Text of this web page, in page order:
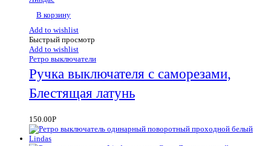
В корзину
Add to wishlist
Быстрый просмотр
Add to wishlist
Ретро выключатели
Ручка выключателя с саморезами,
Блестящая латунь
150.00Р